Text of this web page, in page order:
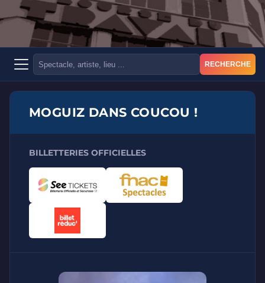
RECHERCHE
MOGUIZ DANS COUCOU !
BILLETTERIES OFFICIELLES